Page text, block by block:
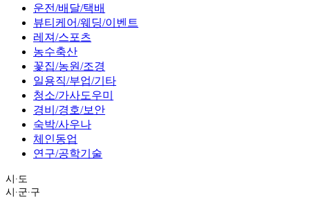
운전/배달/택배
뷰티케어/웨딩/이벤트
레져/스포츠
농수축산
꽃집/농원/조경
일용직/부업/기타
청소/가사도우미
경비/경호/보안
숙박/사우나
체인동업
연구/공학기술
시∙도
시∙군∙구